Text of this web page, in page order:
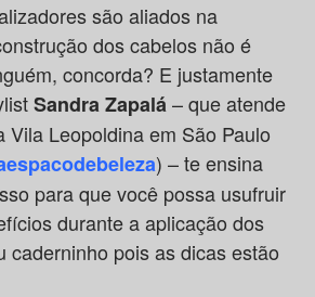
são aliados na
dos cabelos não é
concorda? E justamente
Sandra Zapalá– que atende
Vila Leopoldina em São Paulo
) – te ensina
para que você possa usufruir
durante a aplicação dos
caderninho pois as dicas estão